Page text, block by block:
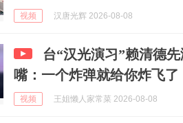
视频 汉唐光辉 2026-08-08
台“汉光演习”赖清德
嘴：一个炸弹就给你炸飞了
视频 王姐懒人家常菜 2026-08-08